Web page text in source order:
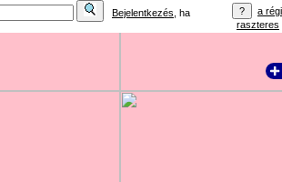
Bejelentkezés , ha
a régi
raszteres